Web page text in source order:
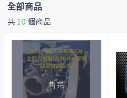
全部商品
共 10 個商品